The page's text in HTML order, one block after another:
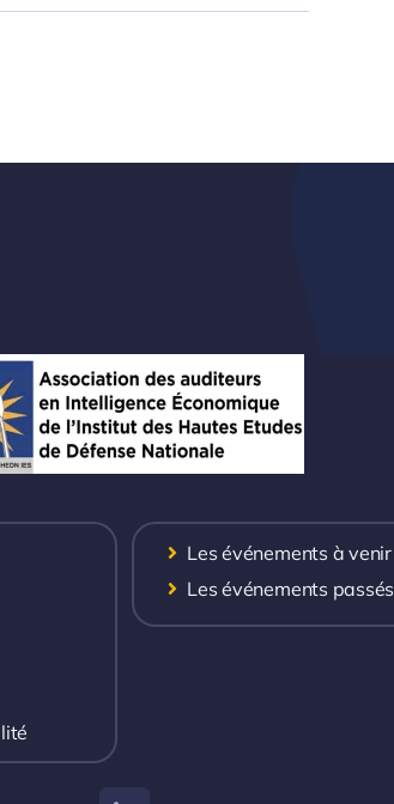
Les événements à venir
Les événements passés